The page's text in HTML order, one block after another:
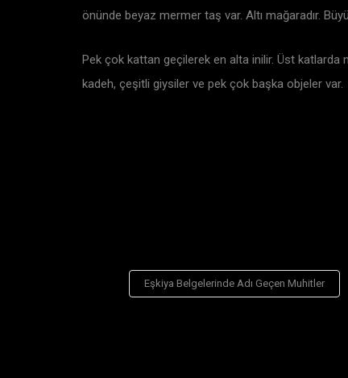
önünde beyaz mermer taş var. Altı mağaradır.
Pek çok kattan geçilerek en alta inilir. Üst katlarda
kadeh, çeşitli giysiler ve pek çok başka objeler var.
Eşkiya Belgelerinde Adı Geçen Muhitler